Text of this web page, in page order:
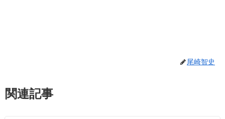
尾崎智史
関連記事